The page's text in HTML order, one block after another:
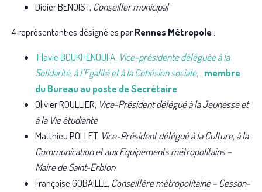
Didier BENOIST, Conseiller municipal
4 représentant·es désigné·es parRennes Métropole:
Flavie BOUKHENOUFA, Vice-présidente déléguée à la
Solidarité, à l’Egalité et à la Cohésion sociale, membre
du Bureau au poste de Secrétaire
Olivier ROULLIER, Vice-Président délégué à la Jeunesse et
à la Vie étudiante
Matthieu POLLET, Vice-Président délégué à la Culture, à la
Communication et aux Equipements métropolitains –
Maire de Saint-Erblon
Françoise GOBAILLE, Conseillère métropolitaine – Cesson-